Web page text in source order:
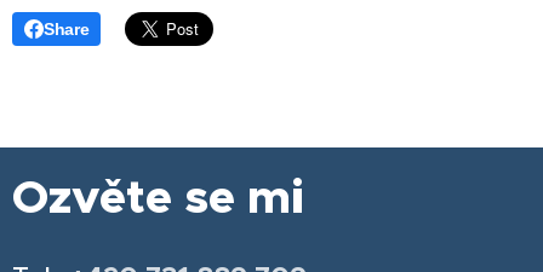
Share
Ozvěte se mi